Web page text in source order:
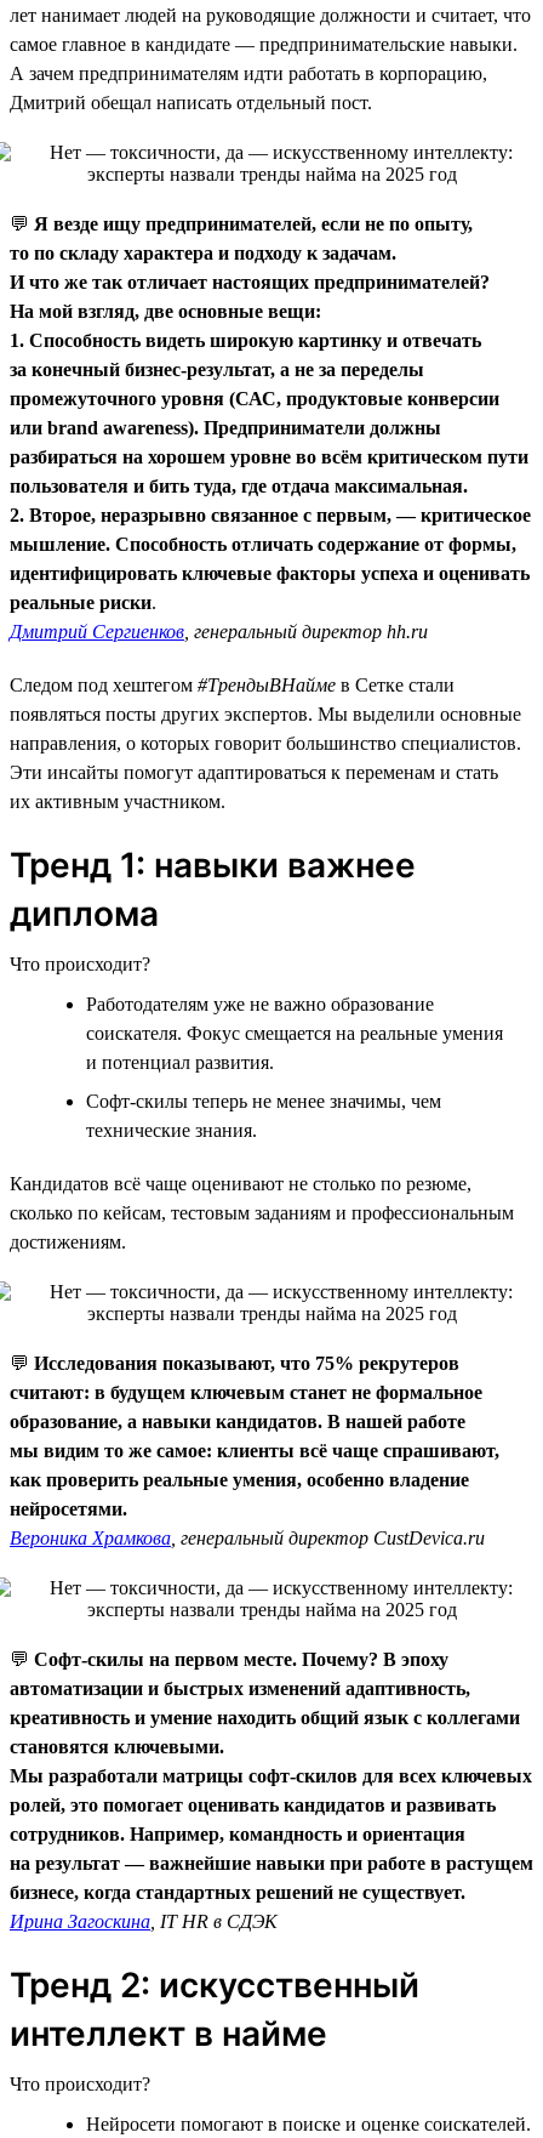
лет нанимает людей на руководящие должности и считает, что
самое главное в кандидате — предпринимательские навыки.
А зачем предпринимателям идти работать в корпорацию,
Дмитрий обещал написать отдельный пост.
💬 Я везде ищу предпринимателей, если не по опыту,
то по складу характера и подходу к задачам.
И что же так отличает настоящих предпринимателей?
На мой взгляд, две основные вещи:
1. Способность видеть широкую картинку и отвечать
за конечный бизнес-результат, а не за переделы
промежуточного уровня (САС, продуктовые конверсии
или brand awareness). Предприниматели должны
разбираться на хорошем уровне во всём критическом пути
пользователя и бить туда, где отдача максимальная.
2. Второе, неразрывно связанное с первым, — критическое
мышление. Способность отличать содержание от формы,
идентифицировать ключевые факторы успеха и оценивать
реальные риски.
Дмитрий Сергиенков , генеральный директор hh.ru
Следом под хештегом #ТрендыВНайме в Сетке стали
появляться посты других экспертов. Мы выделили основные
направления, о которых говорит большинство специалистов.
Эти инсайты помогут адаптироваться к переменам и стать
их активным участником.
Тренд 1: навыки важнее
диплома
Что происходит?
Работодателям уже не важно образование
соискателя. Фокус смещается на реальные умения
и потенциал развития.
Софт-скилы теперь не менее значимы, чем
технические знания.
Кандидатов всё чаще оценивают не столько по резюме,
сколько по кейсам, тестовым заданиям и профессиональным
достижениям.
💬 Исследования показывают, что 75% рекрутеров
считают: в будущем ключевым станет не формальное
образование, а навыки кандидатов. В нашей работе
мы видим то же самое: клиенты всё чаще спрашивают,
как проверить реальные умения, особенно владение
нейросетями.
Вероника Храмкова , генеральный директор CustDevica.ru
💬 Софт-скилы на первом месте. Почему? В эпоху
автоматизации и быстрых изменений адаптивность,
креативность и умение находить общий язык с коллегами
становятся ключевыми.
Мы разработали матрицы софт-скилов для всех ключевых
ролей, это помогает оценивать кандидатов и развивать
сотрудников. Например, командность и ориентация
на результат — важнейшие навыки при работе в растущем
бизнесе, когда стандартных решений не существует.
Ирина Загоскина , IT HR в СДЭК
Тренд 2: искусственный
интеллект в найме
Что происходит?
Нейросети помогают в поиске и оценке соискателей.